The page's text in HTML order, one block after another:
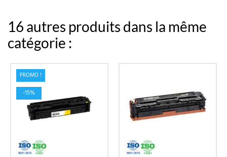
16 autres produits dans la même
catégorie :
PROMO !
-15%